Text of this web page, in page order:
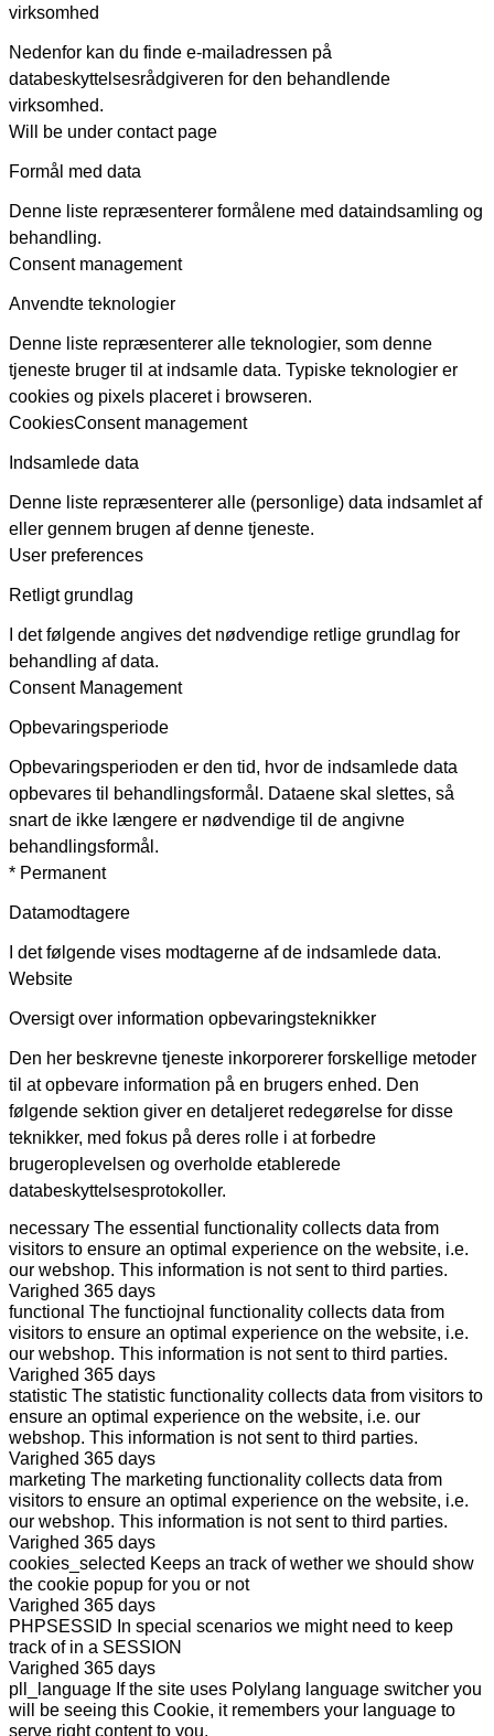
virksomhed
Nedenfor kan du finde e-mailadressen på
databeskyttelsesrådgiveren for den behandlende
virksomhed.
Will be under contact page
Formål med data
Denne liste repræsenterer formålene med dataindsamling og
behandling.
Consent management
Anvendte teknologier
Denne liste repræsenterer alle teknologier, som denne
tjeneste bruger til at indsamle data. Typiske teknologier er
cookies og pixels placeret i browseren.
CookiesConsent management
Indsamlede data
Denne liste repræsenterer alle (personlige) data indsamlet af
eller gennem brugen af denne tjeneste.
User preferences
Retligt grundlag
I det følgende angives det nødvendige retlige grundlag for
behandling af data.
Consent Management
Opbevaringsperiode
Opbevaringsperioden er den tid, hvor de indsamlede data
opbevares til behandlingsformål. Dataene skal slettes, så
snart de ikke længere er nødvendige til de angivne
behandlingsformål.
* Permanent
Datamodtagere
I det følgende vises modtagerne af de indsamlede data.
Website
Oversigt over information opbevaringsteknikker
Den her beskrevne tjeneste inkorporerer forskellige metoder
til at opbevare information på en brugers enhed. Den
følgende sektion giver en detaljeret redegørelse for disse
teknikker, med fokus på deres rolle i at forbedre
brugeroplevelsen og overholde etablerede
databeskyttelsesprotokoller.
necessary The essential functionality collects data from
visitors to ensure an optimal experience on the website, i.e.
our webshop. This information is not sent to third parties.
Varighed 365 days
functional The functiojnal functionality collects data from
visitors to ensure an optimal experience on the website, i.e.
our webshop. This information is not sent to third parties.
Varighed 365 days
statistic The statistic functionality collects data from visitors to
ensure an optimal experience on the website, i.e. our
webshop. This information is not sent to third parties.
Varighed 365 days
marketing The marketing functionality collects data from
visitors to ensure an optimal experience on the website, i.e.
our webshop. This information is not sent to third parties.
Varighed 365 days
cookies_selected Keeps an track of wether we should show
the cookie popup for you or not
Varighed 365 days
PHPSESSID In special scenarios we might need to keep
track of in a SESSION
Varighed 365 days
pll_language If the site uses Polylang language switcher you
will be seeing this Cookie, it remembers your language to
serve right content to you.